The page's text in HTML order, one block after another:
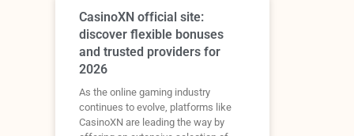
CasinoXN official site:
discover flexible bonuses
and trusted providers for
2026
As the online gaming industry
continues to evolve, platforms like
CasinoXN are leading the way by